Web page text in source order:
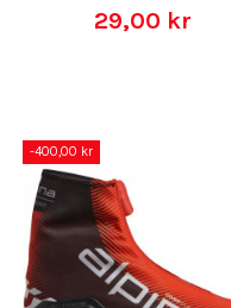
29,00 kr
-400,00 kr